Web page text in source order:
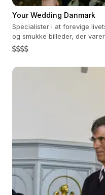
Your Wedding Danmark
Specialister i at forevige
og smukke billeder, der